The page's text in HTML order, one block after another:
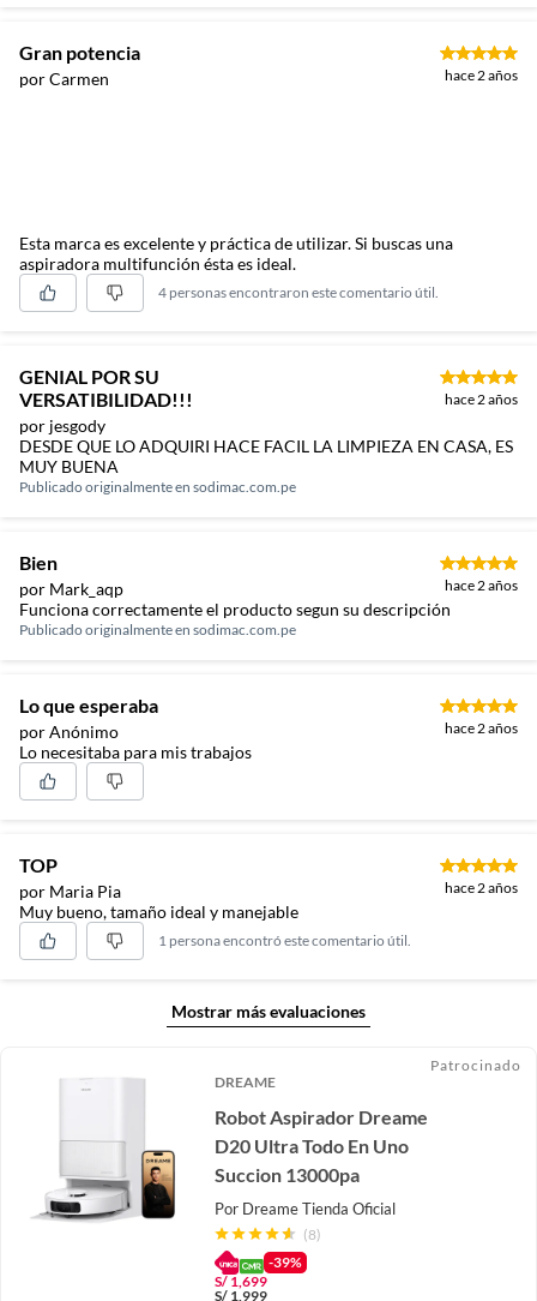
Gran potencia
por Carmen hace 2 años
Esta marca es excelente y práctica de utilizar. Si buscas una
aspiradora multifunción ésta es ideal.
4 personas encontraron este comentario útil.
GENIAL POR SU
VERSATIBILIDAD!!!
por jesgody
hace 2 años
DESDE QUE LO ADQUIRI HACE FACIL LA LIMPIEZA EN CASA, ES
MUY BUENA
Publicado originalmente en sodimac.com.pe
Bien
por Mark_aqp hace 2 años
Funciona correctamente el producto segun su descripción
Publicado originalmente en sodimac.com.pe
Lo que esperaba
por Anónimo hace 2 años
Lo necesitaba para mis trabajos
TOP
por Maria Pia hace 2 años
Muy bueno, tamaño ideal y manejable
1 persona encontró este comentario útil.
Mostrar más evaluaciones
DREAME
Robot Aspirador Dreame
D20 Ultra Todo En Uno
Succion 13000pa
Por Dreame Tienda Oficial
(8)
-39%
S/1,699
S/ 1,999
Patrocinado